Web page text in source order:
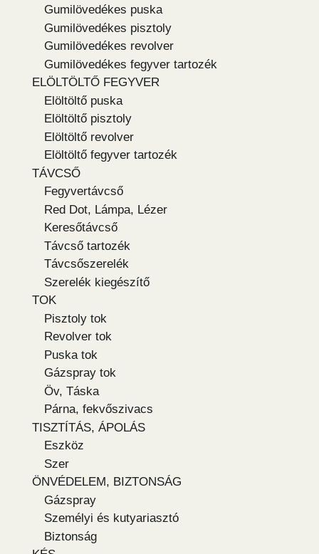
Gumilövedékes puska
Gumilövedékes pisztoly
Gumilövedékes revolver
Gumilövedékes fegyver tartozék
ELÖLTÖLTŐ FEGYVER
Elöltöltő puska
Elöltöltő pisztoly
Elöltöltő revolver
Elöltöltő fegyver tartozék
TÁVCSŐ
Fegyvertávcső
Red Dot, Lámpa, Lézer
Keresőtávcső
Távcső tartozék
Távcsőszerelék
Szerelék kiegészítő
TOK
Pisztoly tok
Revolver tok
Puska tok
Gázspray tok
Öv, Táska
Párna, fekvőszivacs
TISZTÍTÁS, ÁPOLÁS
Eszköz
Szer
ÖNVÉDELEM, BIZTONSÁG
Gázspray
Személyi és kutyariasztó
Biztonság